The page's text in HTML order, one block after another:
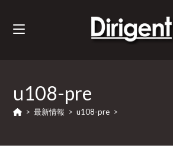
u108-pre
> 最新情報 > u108-pre >